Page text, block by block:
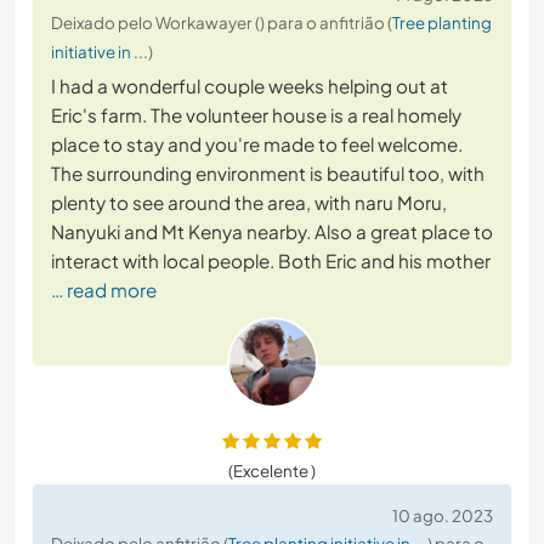
Deixado pelo Workawayer () para o anfitrião (Tree planting
initiative in ...)
I had a wonderful couple weeks helping out at
Eric's farm. The volunteer house is a real homely
place to stay and you're made to feel welcome.
The surrounding environment is beautiful too, with
plenty to see around the area, with naru Moru,
Nanyuki and Mt Kenya nearby. Also a great place to
interact with local people. Both Eric and his mother
… read more
(Excelente )
10 ago. 2023